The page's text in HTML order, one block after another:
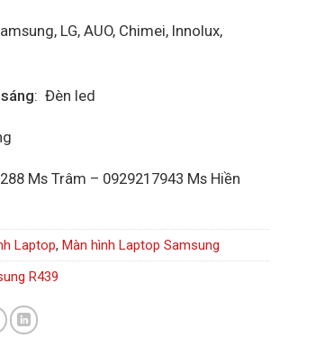
LG, AUO, Chimei, Innolux,
: Đèn led
Ms Trâm – 0929217943 Ms Hiền
Laptop, Màn hình Laptop Samsung
R439